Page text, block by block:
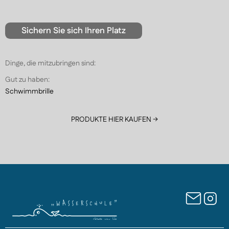
Sichern Sie sich Ihren Platz
Dinge, die mitzubringen sind:
Gut zu haben:
Schwimmbrille
PRODUKTE HIER KAUFEN →